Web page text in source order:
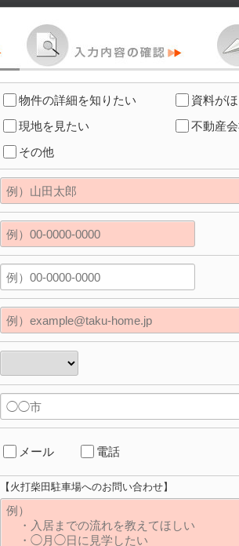
物件の詳細を知りたい
資料が
現地を見たい
不動産
その他
メール 電話
【火打柴田駐車場へのお問い合わせ】